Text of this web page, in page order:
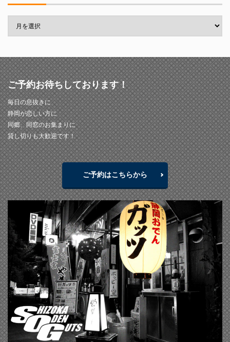
ご予約お待ちしております！
毎日の息抜きに
静岡が恋しい方に
同郷、同窓のお集まりに
貸し切りも大歓迎です！
ご予約はこちらから